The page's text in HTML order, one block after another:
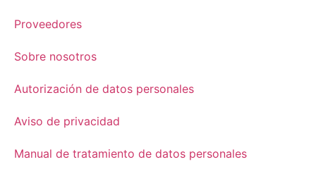
Proveedores
Sobre nosotros
Autorización de datos personales
Aviso de privacidad
Manual de tratamiento de datos personales